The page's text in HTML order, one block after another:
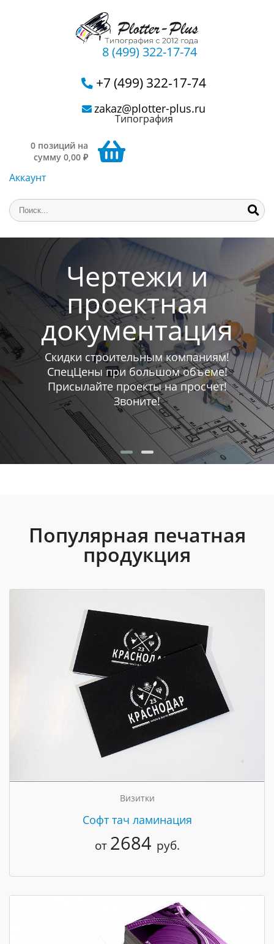
8 (499) 322-17-74
+7 (499) 322-17-74
zakaz@plotter-plus.ru
Типография
0 позиций на
сумму 0,00 ₽
Аккаунт
Печатаем книги
Если у вас остался последний бумажный
экземпляр книги, мы переведём его в
электронный формат и напечатаем
любой тираж.
Популярная печатная
продукция
Визитки
Cофт тач ламинация
от 2684 руб.